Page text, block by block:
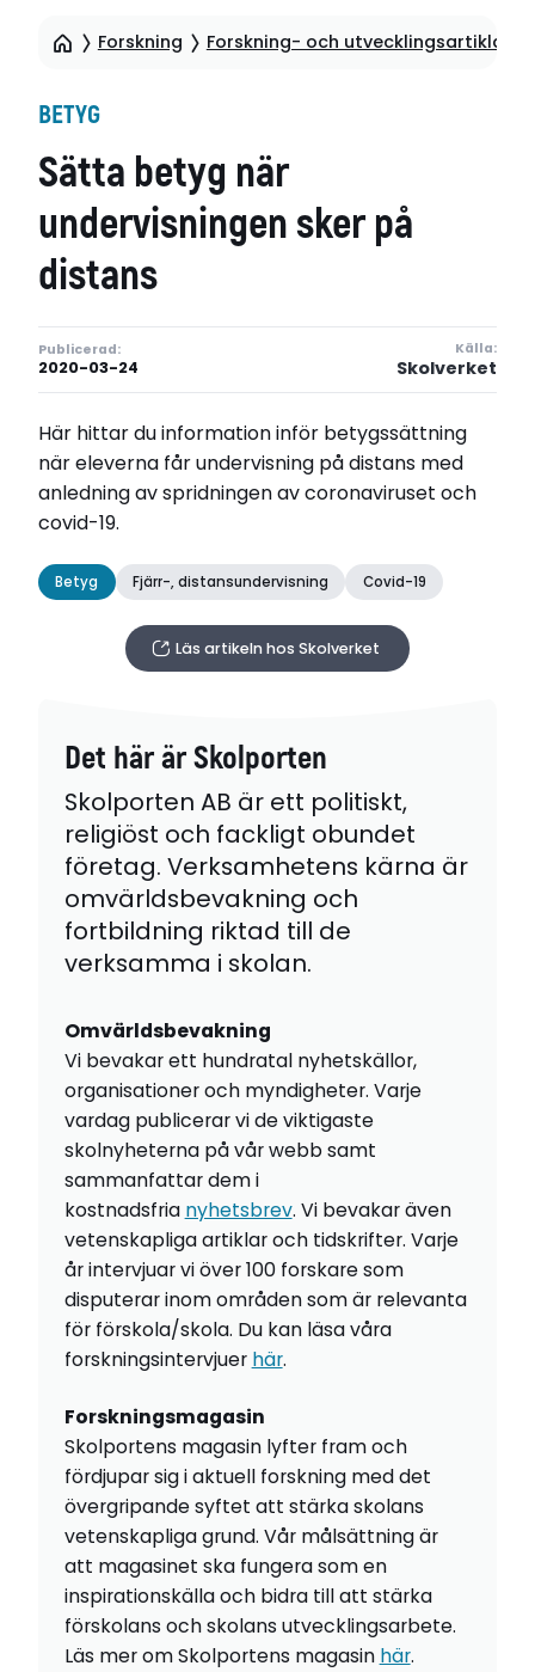
Forskning Forskning- och utvecklingsartiklar
BETYG
Sätta betyg när
undervisningen sker på
distans
Publicerad:
2020-03-24
Källa:
Skolverket
Här hittar du information inför betygssättning
när eleverna får undervisning på distans med
anledning av spridningen av coronaviruset och
covid-19.
Betyg Fjärr-, distansundervisning Covid-19
Läs artikeln hos Skolverket
Det här är Skolporten
Skolporten AB är ett politiskt,
religiöst och fackligt obundet
företag. Verksamhetens kärna är
omvärldsbevakning och
fortbildning riktad till de
verksamma i skolan.
Omvärldsbevakning
Vi bevakar ett hundratal nyhetskällor,
organisationer och myndigheter. Varje
vardag publicerar vi de viktigaste
skolnyheterna på vår webb samt
sammanfattar dem i
kostnadsfria nyhetsbrev. Vi bevakar även
vetenskapliga artiklar och tidskrifter. Varje
år intervjuar vi över 100 forskare som
disputerar inom områden som är relevanta
för förskola/skola. Du kan läsa våra
forskningsintervjuer här.
Forskningsmagasin
Skolportens magasin lyfter fram och
fördjupar sig i aktuell forskning med det
övergripande syftet att stärka skolans
vetenskapliga grund. Vår målsättning är
att magasinet ska fungera som en
inspirationskälla och bidra till att stärka
förskolans och skolans utvecklingsarbete.
Läs mer om Skolportens magasin här.